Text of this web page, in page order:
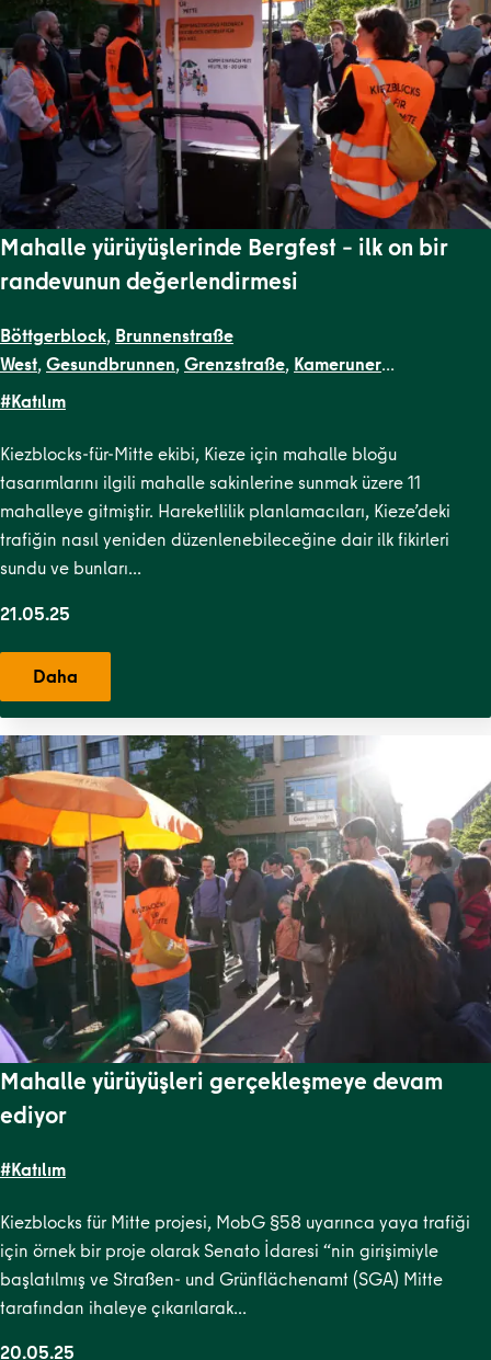
Mahalle yürüyüşlerinde Bergfest – ilk on bir
randevunun değerlendirmesi
Böttgerblock, Brunnenstraße
West,Gesundbrunnen,Grenzstraße, Kameruner
Straße
#Katılım
Kiezblocks-für-Mitte ekibi, Kieze için mahalle bloğu
tasarımlarını ilgili mahalle sakinlerine sunmak üzere 11
mahalleye gitmiştir. Hareketlilik planlamacıları, Kieze’deki
trafiğin nasıl yeniden düzenlenebileceğine dair ilk fikirleri
sundu ve bunları…
21.05.25
Daha
Mahalle yürüyüşleri gerçekleşmeye devam
ediyor
#Katılım
Kiezblocks für Mitte projesi, MobG §58 uyarınca yaya trafiği
için örnek bir proje olarak Senato İdaresi “nin girişimiyle
başlatılmış ve Straßen- und Grünflächenamt (SGA) Mitte
tarafından ihaleye çıkarılarak…
20.05.25